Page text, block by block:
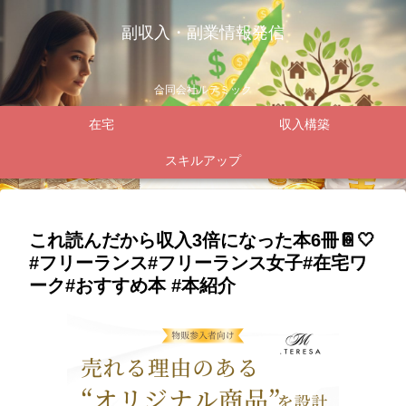
副収入・副業情報発信
合同会社ルテミック
在宅 収入構築
スキルアップ
これ読んだから収入3倍になった本6冊📔🤍
#フリーランス#フリーランス女子#在宅ワ
ーク#おすすめ本 #本紹介